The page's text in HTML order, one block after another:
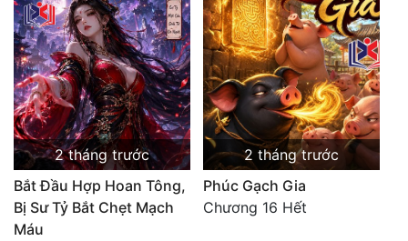
2 tháng trước
Bắt Đầu Hợp Hoan Tông,
Bị Sư Tỷ Bắt Chẹt Mạch
Máu
2 tháng trước
Phúc Gạch Gia
Chương 16 Hết